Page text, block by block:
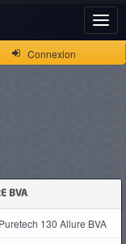
Connexion
BVA
130 Allure BVA